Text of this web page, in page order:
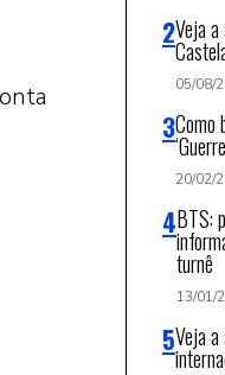
Veja
05/08/
Como
20/02/
BTS:
turnê
13/01/
Veja